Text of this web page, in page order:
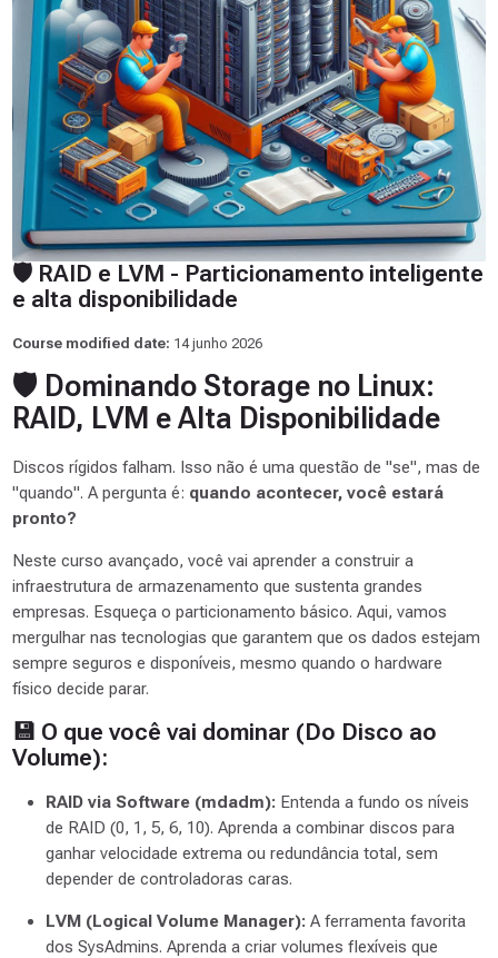
🛡️ RAID e LVM - Particionamento inteligente
e alta disponibilidade
Course modified date: 14 junho 2026
🛡️ Dominando Storage no Linux:
RAID, LVM e Alta Disponibilidade
Discos rígidos falham. Isso não é uma questão de "se", mas de
"quando". A pergunta é: quando acontecer, você estará
pronto?
Neste curso avançado, você vai aprender a construir a
infraestrutura de armazenamento que sustenta grandes
empresas. Esqueça o particionamento básico. Aqui, vamos
mergulhar nas tecnologias que garantem que os dados estejam
sempre seguros e disponíveis, mesmo quando o hardware
físico decide parar.
💾 O que você vai dominar (Do Disco ao
Volume):
RAID via Software (mdadm): Entenda a fundo os níveis
de RAID (0, 1, 5, 6, 10). Aprenda a combinar discos para
ganhar velocidade extrema ou redundância total, sem
depender de controladoras caras.
LVM (Logical Volume Manager): A ferramenta favorita
dos SysAdmins. Aprenda a criar volumes flexíveis que